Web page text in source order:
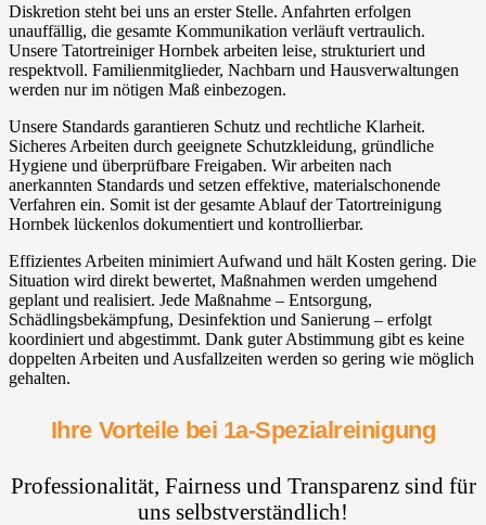
Diskretion steht bei uns an erster Stelle. Anfahrten erfolgen
unauffällig, die gesamte Kommunikation verläuft vertraulich.
Unsere Tatortreiniger Hornbek arbeiten leise, strukturiert und
respektvoll. Familienmitglieder, Nachbarn und Hausverwaltungen
werden nur im nötigen Maß einbezogen.
Unsere Standards garantieren Schutz und rechtliche Klarheit.
Sicheres Arbeiten durch geeignete Schutzkleidung, gründliche
Hygiene und überprüfbare Freigaben. Wir arbeiten nach
anerkannten Standards und setzen effektive, materialschonende
Verfahren ein. Somit ist der gesamte Ablauf der Tatortreinigung
Hornbek lückenlos dokumentiert und kontrollierbar.
Effizientes Arbeiten minimiert Aufwand und hält Kosten gering. Die
Situation wird direkt bewertet, Maßnahmen werden umgehend
geplant und realisiert. Jede Maßnahme – Entsorgung,
Schädlingsbekämpfung, Desinfektion und Sanierung – erfolgt
koordiniert und abgestimmt. Dank guter Abstimmung gibt es keine
doppelten Arbeiten und Ausfallzeiten werden so gering wie möglich
gehalten.
Ihre Vorteile bei 1a-Spezialreinigung
Professionalität, Fairness und Transparenz sind für
uns selbstverständlich!